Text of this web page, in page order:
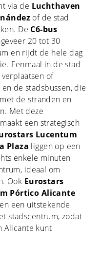
via de Luchthaven
of de stad
De C6-bus
20 tot 30
en rijdt de hele dag
Eenmaal in de stad
of
en de stadsbussen, die
de stranden en
Met deze
een strategisch
Lucentum
Plaza liggen op een
enkele minuten
ideaal om
Ook Eurostars
Pórtico Alicante
een uitstekende
stadscentrum, zodat
Alicante kunt